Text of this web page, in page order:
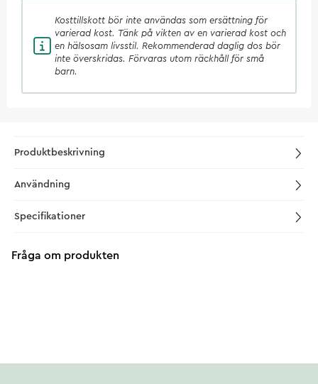
Kosttillskott bör inte användas som ersättning för
varierad kost. Tänk på vikten av en varierad kost och
en hälsosam livsstil. Rekommenderad daglig dos bör
inte överskridas. Förvaras utom räckhåll för små
barn.
Produktbeskrivning
Användning
Specifikationer
Fråga om produkten